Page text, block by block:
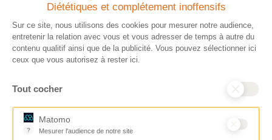
Diététiques et complétement inoffensifs
Sur ce site, nous utilisons des cookies pour mesurer notre audience,
entretenir la relation avec vous et vous adresser de temps à autre du
contenu qualitif ainsi que de la publicité. Vous pouvez sélectionner ici
ceux que vous autorisez à rester ici.
Tout cocher
?
Matomo
Mesurer l'audience de notre site